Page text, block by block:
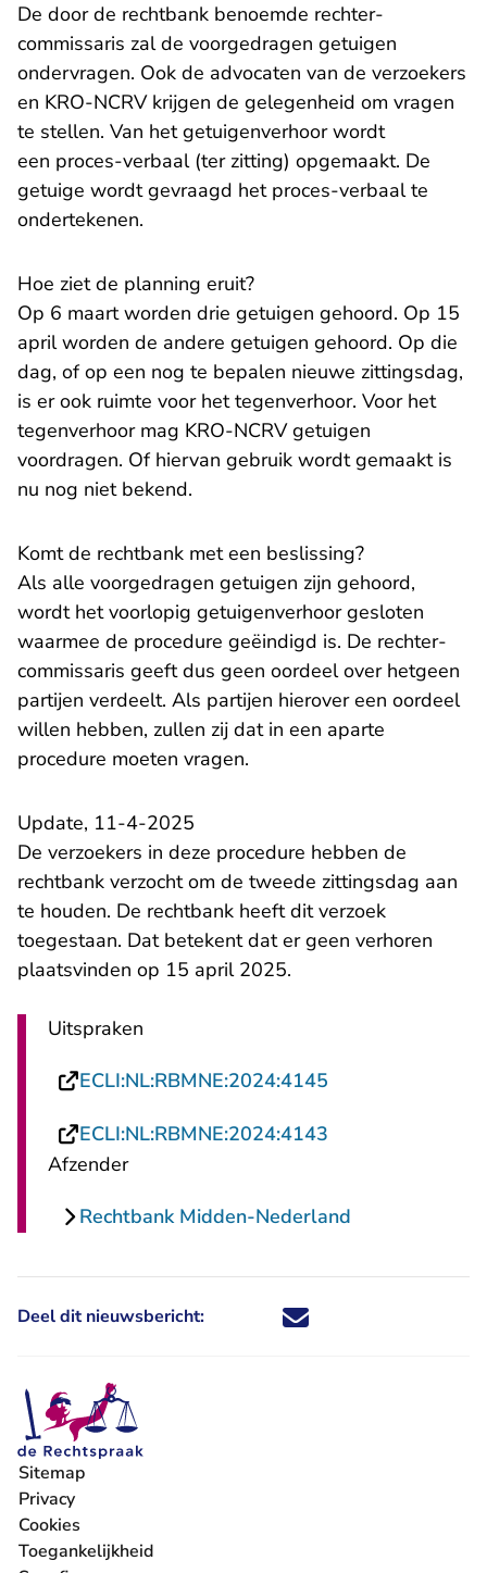
De door de rechtbank benoemde rechter-
commissaris zal de voorgedragen getuigen
ondervragen. Ook de advocaten van de verzoekers
en KRO-NCRV krijgen de gelegenheid om vragen
te stellen. Van het getuigenverhoor wordt
een proces-verbaal (ter zitting) opgemaakt. De
getuige wordt gevraagd het proces-verbaal te
ondertekenen.
Hoe ziet de planning eruit?
Op 6 maart worden drie getuigen gehoord. Op 15
april worden de andere getuigen gehoord. Op die
dag, of op een nog te bepalen nieuwe zittingsdag,
is er ook ruimte voor het tegenverhoor. Voor het
tegenverhoor mag KRO-NCRV getuigen
voordragen. Of hiervan gebruik wordt gemaakt is
nu nog niet bekend.
Komt de rechtbank met een beslissing?
Als alle voorgedragen getuigen zijn gehoord,
wordt het voorlopig getuigenverhoor gesloten
waarmee de procedure geëindigd is. De rechter-
commissaris geeft dus geen oordeel over hetgeen
partijen verdeelt. Als partijen hierover een oordeel
willen hebben, zullen zij dat in een aparte
procedure moeten vragen.
Update, 11-4-2025
De verzoekers in deze procedure hebben de
rechtbank verzocht om de tweede zittingsdag aan
te houden. De rechtbank heeft dit verzoek
toegestaan. Dat betekent dat er geen verhoren
plaatsvinden op 15 april 2025.
Uitspraken
ECLI:NL:RBMNE:2024:4145
ECLI:NL:RBMNE:2024:4143
Afzender
Rechtbank Midden-Nederland
Deel dit nieuwsbericht: Deel dit nieuwsbericht via X -
Deel dit nieuwsbericht via
Deel dit nieuwsbericht
Deel dit
Sitemap
Privacy
Cookies
Toegankelijkheid